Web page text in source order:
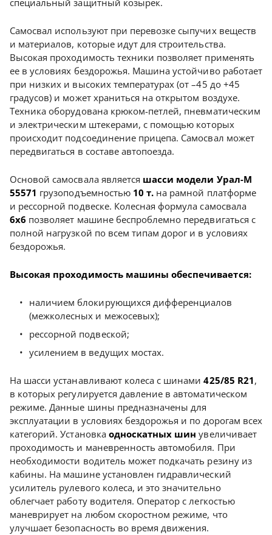
специальный защитный козырек.
Самосвал используют при перевозке сыпучих веществ
и материалов, которые идут для строительства.
Высокая проходимость техники позволяет применять
ее в условиях бездорожья. Машина устойчиво работает
при низких и высоких температурах (от –45 до +45
градусов) и может храниться на открытом воздухе.
Техника оборудована крюком-петлей, пневматическим
и электрическим штекерами, с помощью которых
происходит подсоединение прицепа. Самосвал может
передвигаться в составе автопоезда.
Основой самосвала является шасси модели Урал-М
55571 грузоподъемностью 10 т. на рамной платформе
и рессорной подвеске. Колесная формула самосвала
6х6 позволяет машине беспроблемно передвигаться с
полной нагрузкой по всем типам дорог и в условиях
бездорожья.
Высокая проходимость машины обеспечивается:
наличием блокирующихся дифференциалов
(межколесных и межосевых);
рессорной подвеской;
усилением в ведущих мостах.
На шасси устанавливают колеса с шинами425/85 R21,
в которых регулируется давление в автоматическом
режиме. Данные шины предназначены для
эксплуатации в условиях бездорожья и по дорогам всех
категорий. Установка односкатных шин увеличивает
проходимость и маневренность автомобиля. При
необходимости водитель может подкачать резину из
кабины. На машине установлен гидравлический
усилитель рулевого колеса, и это значительно
облегчает работу водителя. Оператор с легкостью
маневрирует на любом скоростном режиме, что
улучшает безопасность во время движения.